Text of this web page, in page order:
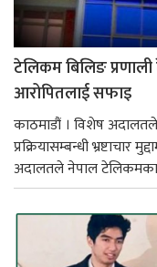
टेलिकम बिलिङ
आरोपितलाई सफाइ
काठमाडौं । विशेष
प्रक्रियासम्बन्धी
अदालतले नेपाल